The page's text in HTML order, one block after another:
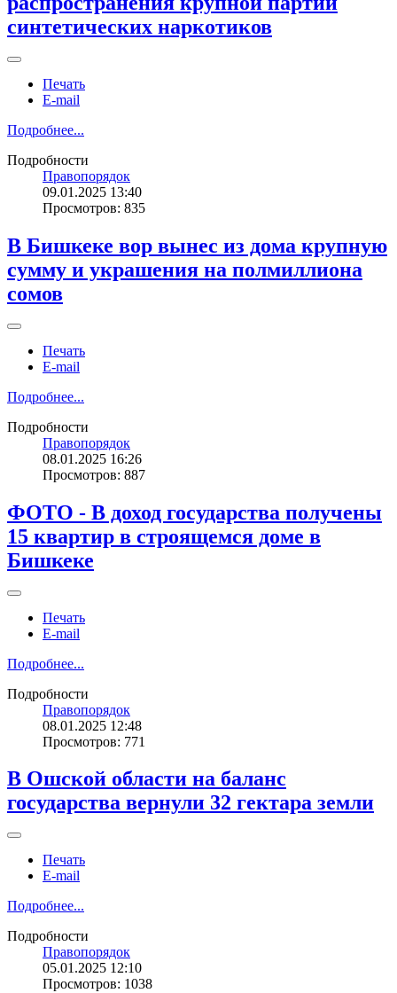
синтетических наркотиков
Печать
E-mail
Подробнее...
Подробности
Правопорядок
09.01.2025 13:40
Просмотров: 835
В Бишкеке вор вынес из дома крупную
сумму и украшения на полмиллиона
сомов
Печать
E-mail
Подробнее...
Подробности
Правопорядок
08.01.2025 16:26
Просмотров: 887
ФОТО - В доход государства получены
15 квартир в строящемся доме в
Бишкеке
Печать
E-mail
Подробнее...
Подробности
Правопорядок
08.01.2025 12:48
Просмотров: 771
В Ошской области на баланс
государства вернули 32 гектара земли
Печать
E-mail
Подробнее...
Подробности
Правопорядок
05.01.2025 12:10
Просмотров: 1038